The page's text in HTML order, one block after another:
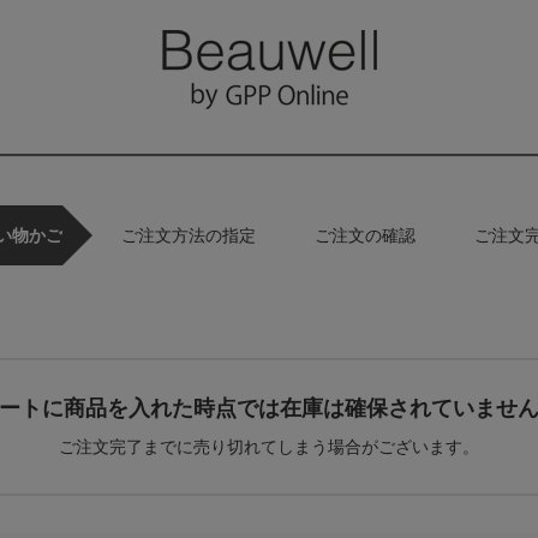
物かご ご注文方法の指定 ご注文の確認 ご注文
トに商品を入れた時点では在庫は確保されていません
ご注文完了までに売り切れてしまう場合がございます。